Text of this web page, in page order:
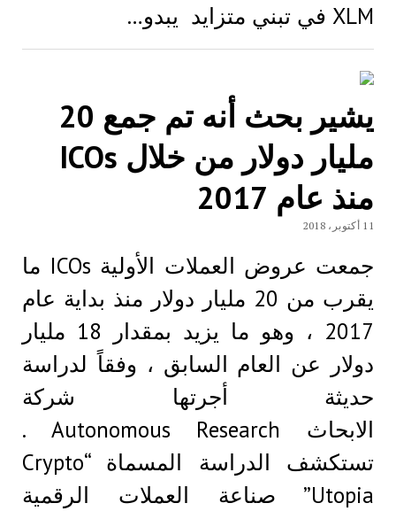
XLM في تبني متزايد يبدو…
يشير بحث أنه تم جمع 20
مليار دولار من خلال ICOs
منذ عام 2017
11 أكتوبر، 2018
جمعت عروض العملات الأولية ICOs ما
يقرب من 20 مليار دولار منذ بداية عام
2017 ، وهو ما يزيد بمقدار 18 مليار
دولار عن العام السابق ، وفقاً لدراسة
حديثة أجرتها شركة
الابحاث Autonomous Research .
تستكشف الدراسة المسماة “Crypto
Utopia” صناعة العملات الرقمية